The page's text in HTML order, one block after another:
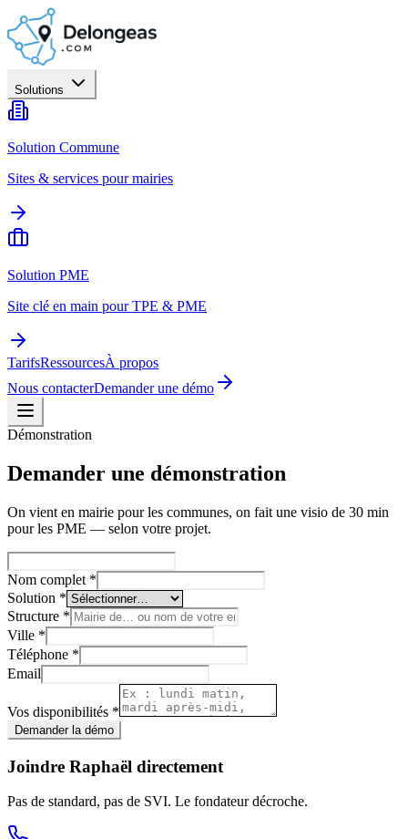
Solutions
Solution Commune
Sites & services pour mairies
Solution PME
Site clé en main pour TPE & PME
TarifsRessourcesÀ propos
Nous contacterDemander une démo
Démonstration
Demander une démonstration
On vient en mairie pour les communes, on fait une visio de 30 min
pour les PME — selon votre projet.
Nom complet *
Solution *
Structure *
Ville *
Téléphone *
Email
Vos disponibilités *
Demander la démo
Joindre Raphaël directement
Pas de standard, pas de SVI. Le fondateur décroche.